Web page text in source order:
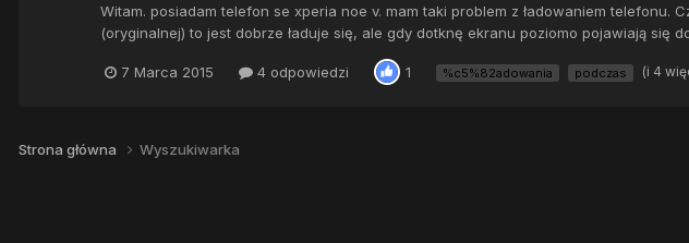
Witam. posiadam telefon se xperia noe v. mam taki problem z ładowaniem telefonu.
(oryginalnej) to jest dobrze ładuje się, ale gdy dotknę ekranu poziomo pojawiają się
7 Marca 2015 4 odpowiedzi 1 %c5%82adowania podczas (i 4
Strona główna Wyszukiwarka